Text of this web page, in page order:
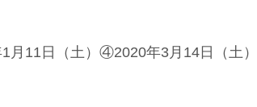
11日（土）④2020年3月14日（土）